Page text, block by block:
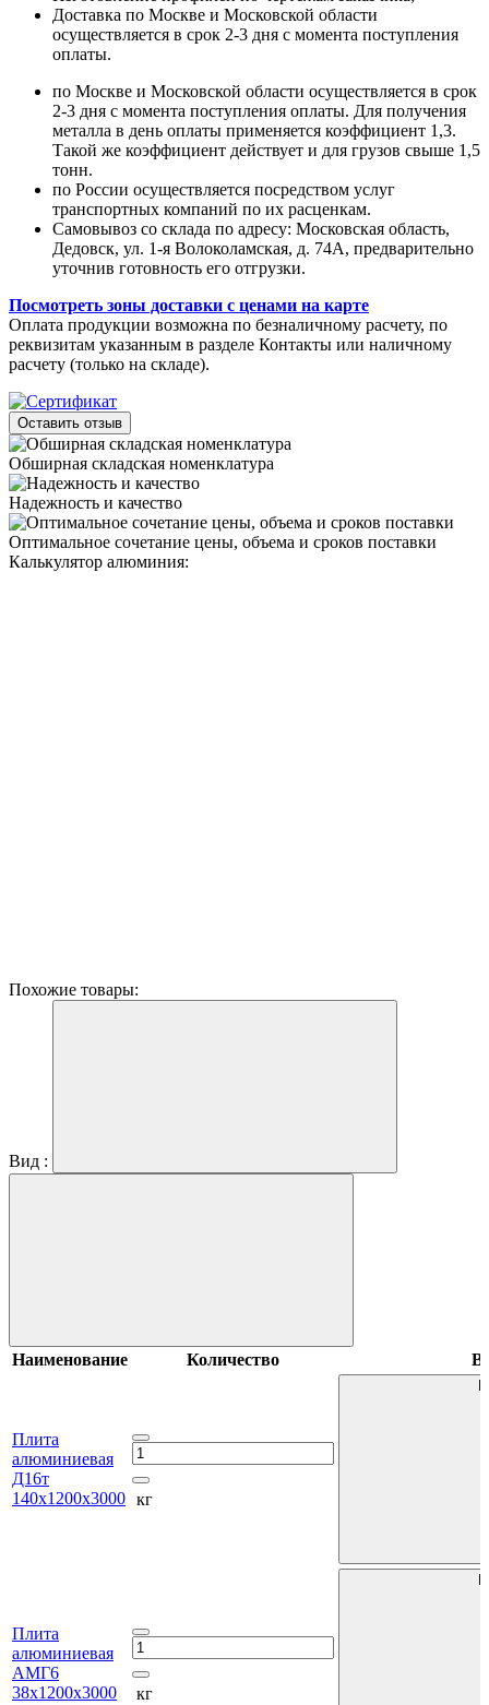
Доставка по Москве и Московской области
осуществляется в срок 2-3 дня с момента поступления
оплаты.
по Москве и Московской области осуществляется в срок
2-3 дня с момента поступления оплаты. Для получения
металла в день оплаты применяется коэффициент 1,3.
Такой же коэффициент действует и для грузов свыше 1,5
тонн.
по России осуществляется посредством услуг
транспортных компаний по их расценкам.
Самовывоз со склада по адресу: Московская область,
Дедовск, ул. 1-я Волоколамская, д. 74А, предварительно
уточнив готовность его отгрузки.
Посмотреть зоны доставки с ценами на карте
Оплата продукции возможна по безналичному расчету, по
реквизитам указанным в разделе Контакты или наличному
расчету (только на складе).
Оставить отзыв
Обширная складская номенклатура
Надежность и качество
Оптимальное сочетание цены, объема и сроков поставки
Калькулятор алюминия:
Похожие товары:
Вид :
Наименование Количество В
Плита
алюминиевая
Д16т
140х1200х3000 кг
Плита
алюминиевая
АМГ6
38х1200х3000
кг